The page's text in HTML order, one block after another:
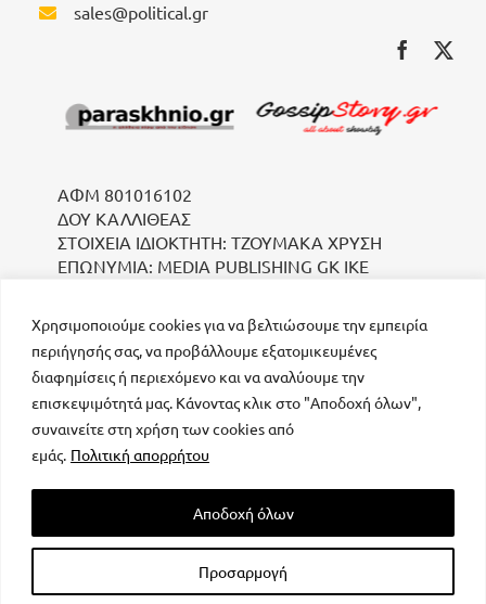
Χρησιμοποιούμε cookies για να βελτιώσουμε την εμπειρία
περιήγησής σας, να προβάλλουμε εξατομικευμένες
διαφημίσεις ή περιεχόμενο και να αναλύουμε την
επισκεψιμότητά μας. Κάνοντας κλικ στο "Αποδοχή όλων",
συναινείτε στη χρήση των cookies από
εμάς. Πολιτική απορρήτου
Προσαρμογή
Αποδοχή όλων
sales@political.gr
ΑΦΜ 801016102
ΔΟΥ ΚΑΛΛΙΘΕΑΣ
ΣΤΟΙΧΕΙΑ ΙΔΙΟΚΤΗΤΗ: ΤΖΟΥΜΑΚΑ ΧΡΥΣΗ
ΕΠΩΝΥΜΙΑ: MEDIA PUBLISHING GK IKE
μοναδικός αριθμός Μ.Η.Τ. 232223